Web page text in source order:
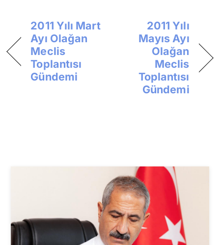
2011 Yılı Mart
Ayı Olağan
Meclis
Toplantısı
Gündemi
2011 Yılı
Mayıs Ayı
Olağan
Meclis
Toplantısı
Gündemi